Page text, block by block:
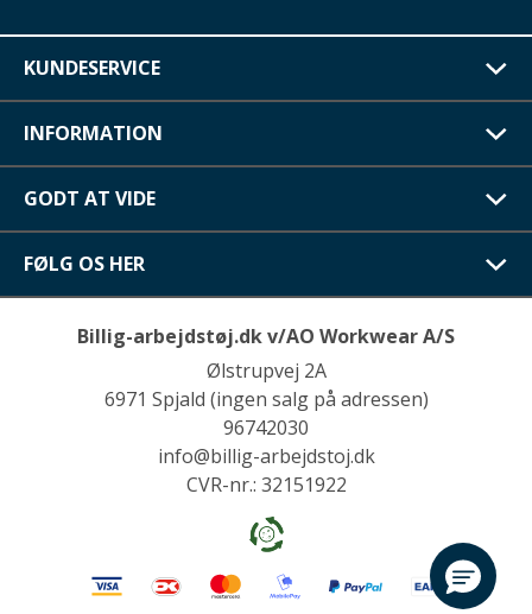
KUNDESERVICE
INFORMATION
GODT AT VIDE
FØLG OS HER
Billig-arbejdstøj.dk v/AO Workwear A/S
Ølstrupvej 2A
6971 Spjald (ingen salg på adressen)
96742030
info@billig-arbejdstoj.dk
CVR-nr.: 32151922